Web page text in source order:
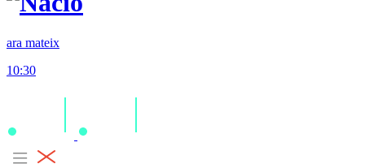
ara mateix
10:30